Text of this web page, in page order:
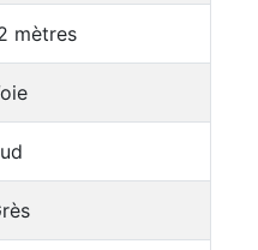
mètres